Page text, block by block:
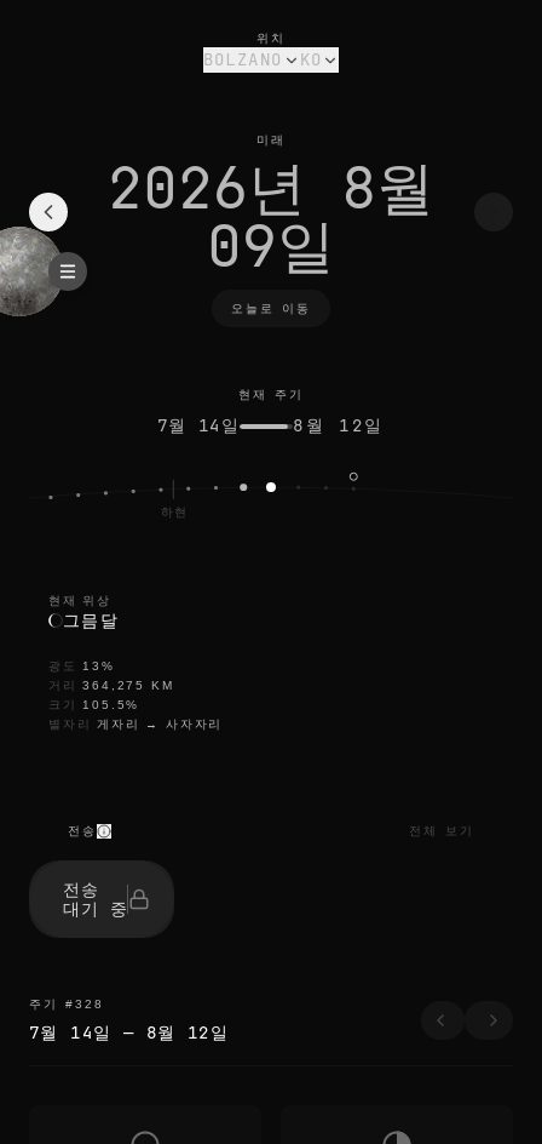
위치
BOLZANO KO
미래
2026년 8월
09일
오늘로 이동
현재 주기
7월 14일 8월 12일
하현
현재 위상
그믐달
광도 13%
거리
364,275
KM
크기
105.5%
별자리
게자리 → 사자자리
전송 전체 보기
전송
대기 중
주기 #328
7월 14일 — 8월 12일